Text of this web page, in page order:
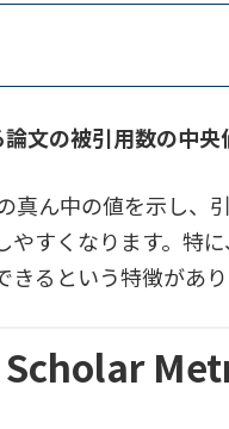
文の被引用数の中央
真ん中の値を示し、
やすくなります。特
るという特徴があり